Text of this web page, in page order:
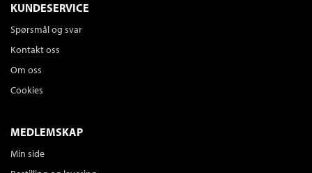
KUNDESERVICE
Spørsmål og svar
Kontakt oss
Om oss
Cookies
MEDLEMSKAP
Min side